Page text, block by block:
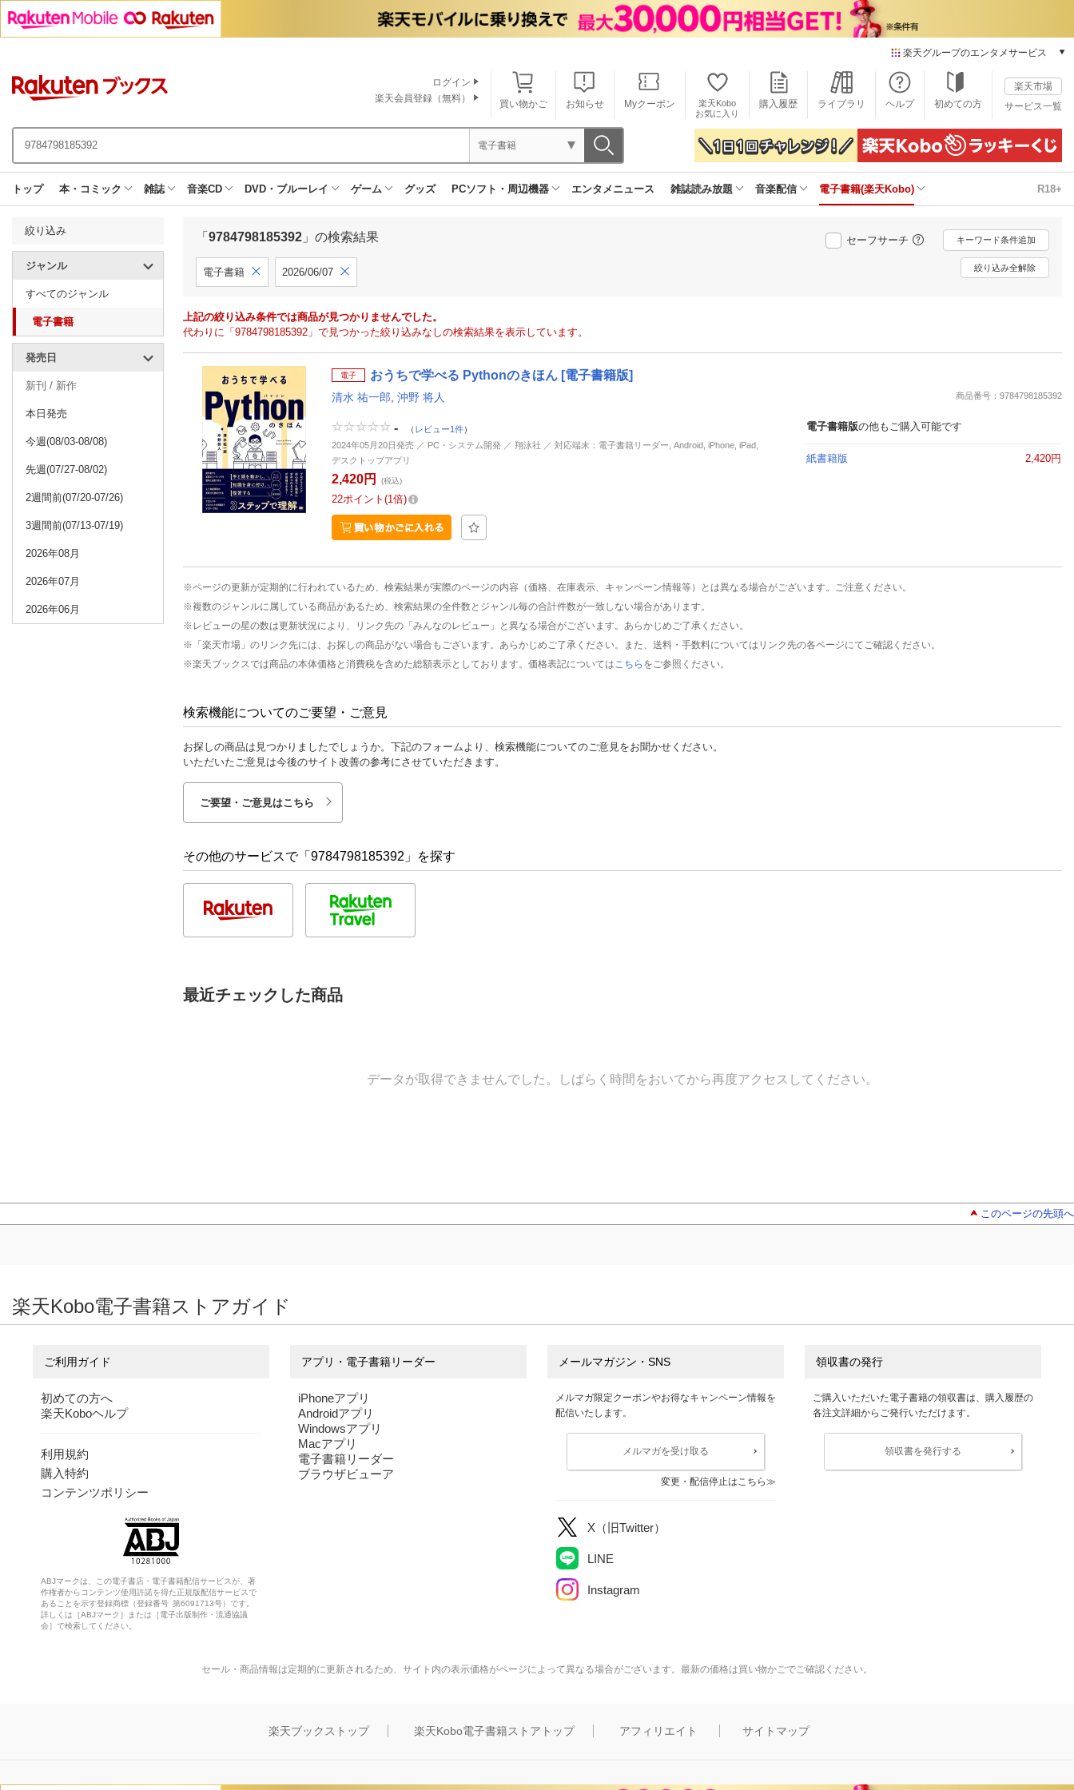
楽天グループのエンタメサービス
本/ゲーム/CD/DVD
楽天ブックス
電子書籍
楽天Kobo
雑誌読み放題
楽天ミュージック
動画配信
楽天TV
動画配信ガイド
推し楽
買い物かご お知らせ Myクーポン
楽天Kobo
お気に入り
購入履歴 ライブラリ ヘルプ 初めての方
楽天市場
サービス一覧
ログイン
楽天会員登録（無料）
電子書籍
トップ 本・コミック 雑誌 音楽CD DVD・ブルーレイ ゲーム グッズ PCソフト・周辺機器 エンタメニュース 雑誌読み放題 音楽配信 電子書籍(楽天Kobo) R18+
絞り込み
ジャンル
すべてのジャンル
電子書籍
発売日
新刊 / 新作
本日発売
今週(08/03-08/08)
先週(07/27-08/02)
2週間前(07/20-07/26)
3週間前(07/13-07/19)
2026年08月
2026年07月
2026年06月
「 9784798185392 」の検索結果 セーフサーチ キーワード条件追加
電子書籍 2026/06/07 絞り込み全解除
上記の絞り込み条件では商品が見つかりませんでした。
代わりに「9784798185392」で見つかった絞り込みなしの検索結果を表示しています。
電子 おうちで学べる Pythonのきほん [電子書籍版]
清水 祐一郎 沖野 将人 商品番号：9784798185392
- （ レビュー1件）
2024年05月20日発売 ／ PC・システム開発 ／ 翔泳社 ／ 対応端末：電子書籍リーダー, Android, iPhone, iPad,
デスクトップアプリ
2,420円 (税込)
22ポイント 1倍
電子書籍版の他もご購入可能です
紙書籍版 2,420円
※ページの更新が定期的に行われているため、検索結果が実際のページの内容（価格、在庫表示、キャンペーン情報等）とは異なる場合がございます。ご注意ください。
※複数のジャンルに属している商品があるため、検索結果の全件数とジャンル毎の合計件数が一致しない場合があります。
※レビューの星の数は更新状況により、リンク先の「みんなのレビュー」と異なる場合がございます。あらかじめご了承ください。
※「楽天市場」のリンク先には、お探しの商品がない場合もございます。あらかじめご了承ください。また、送料・手数料についてはリンク先の各ページにてご確認ください。
※楽天ブックスでは商品の本体価格と消費税を含めた総額表示としております。価格表記については こちら をご参照ください。
検索機能についてのご要望・ご意見
お探しの商品は見つかりましたでしょうか。下記のフォームより、検索機能についてのご意見をお聞かせください。
いただいたご意見は今後のサイト改善の参考にさせていただきます。
ご要望・ご意見はこちら
その他のサービスで「9784798185392」を探す
最近チェックした商品
データが取得できませんでした。しばらく時間をおいてから再度アクセスしてください。
このページの先頭へ
楽天Kobo電子書籍ストアガイド
ご利用ガイド
初めての方へ
楽天Koboヘルプ
利用規約
購入特約
コンテンツポリシー
ABJマークは、この電子書店・電子書籍配信サービスが、著
作権者からコンテンツ使用許諾を得た正規版配信サービスで
あることを示す登録商標（登録番号 第6091713号）です。
詳しくは［ABJマーク］または［電子出版制作・流通協議
会］で検索してください。
アプリ・電子書籍リーダー
iPhoneアプリ
Androidアプリ
Windowsアプリ
Macアプリ
電子書籍リーダー
ブラウザビューア
メールマガジン・SNS
メルマガ限定クーポンやお得なキャンペーン情報を
配信いたします。
メルマガを受け取る
変更・配信停止はこちら
X（旧Twitter）
LINE
Instagram
領収書の発行
ご購入いただいた電子書籍の領収書は、購入履歴の
各注文詳細からご発行いただけます。
領収書を発行する
セール・商品情報は定期的に更新されるため、サイト内の表示価格がページによって異なる場合がございます。最新の価格は買い物かごでご確認ください。
楽天ブックストップ 楽天Kobo電子書籍ストアトップ アフィリエイト サイトマップ